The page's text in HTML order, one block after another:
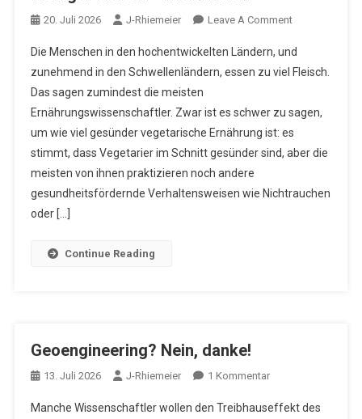
20. Juli 2026 J-Rhiemeier Leave A CommentOn
Fleisch
–
Natur
Die Menschen in den hochentwickelten Ländern, und
zunehmend in den Schwellenländern, essen zu viel Fleisch.
Das sagen zumindest die meisten
Ernährungswissenschaftler. Zwar ist es schwer zu sagen,
um wie viel gesünder vegetarische Ernährung ist: es
stimmt, dass Vegetarier im Schnitt gesünder sind, aber die
meisten von ihnen praktizieren noch andere
gesundheitsfördernde Verhaltensweisen wie Nichtrauchen
oder […]
Continue Reading
Geoengineering? Nein, danke!
13. Juli 2026 J-Rhiemeier 1 KommentarZu
Nein,
Manche Wissenschaftler wollen den Treibhauseffekt des